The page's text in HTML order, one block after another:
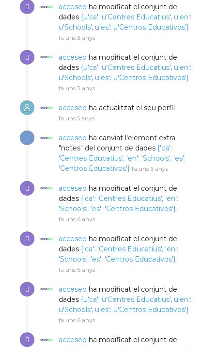
acceseo ha modificat el conjunt de
dades{u'ca': u'Centres Educatius', u'en':
u'Schools', u'es': u'Centros Educativos'}
fa uns 3 anys
acceseo ha modificat el conjunt de
dades{u'ca': u'Centres Educatius', u'en':
u'Schools', u'es': u'Centros Educativos'}
fa uns 3 anys
acceseo ha actualitzat el seu perfil
fa uns 5 anys
acceseo ha canviat l'element extra
"notes" del conjunt de dades{'ca':
'Centres Educatius', 'en': 'Schools', 'es':
'Centros Educativos'} fa uns 6 anys
acceseo ha modificat el conjunt de
dades{'ca': 'Centres Educatius', 'en':
'Schools', 'es': 'Centros Educativos'}
fa uns 6 anys
acceseo ha modificat el conjunt de
dades{'ca': 'Centres Educatius', 'en':
'Schools', 'es': 'Centros Educativos'}
fa uns 6 anys
acceseo ha modificat el conjunt de
dades{u'ca': u'Centres Educatius', u'en':
u'Schools', u'es': u'Centros Educativos'}
fa uns 6 anys
acceseo ha modificat el conjunt de